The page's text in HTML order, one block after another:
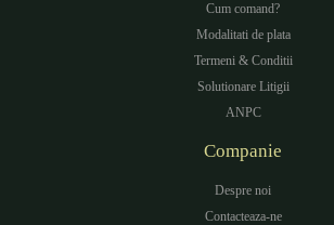
Cum comand?
Modalitati de plata
Termeni & Conditii
Solutionare Litigii
ANPC
Companie
Despre noi
Contacteaza-ne